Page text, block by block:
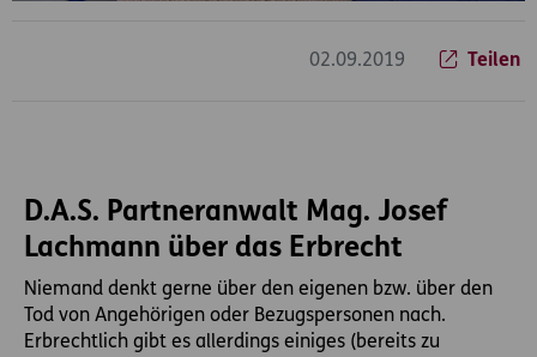
02.09.2019 Teilen
D.A.S. Partneranwalt Mag. Josef
Lachmann über das Erbrecht
Niemand denkt gerne über den eigenen bzw. über den
Tod von Angehörigen oder Bezugspersonen nach.
Erbrechtlich gibt es allerdings einiges (bereits zu